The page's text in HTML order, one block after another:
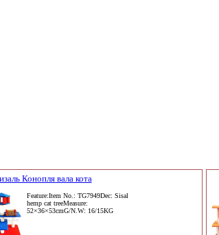
Конопля вала кота
Feature:Item No.: TG7949Dec: Sisal
hemp cat treeMeasure:
52×36×53cmG/N.W: 16/15KG